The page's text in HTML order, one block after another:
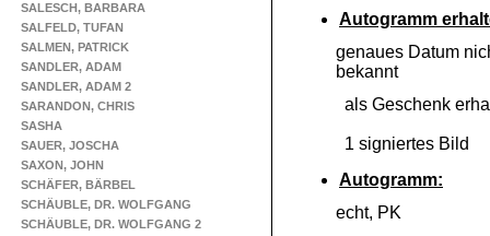
SALESCH, BARBARA
SALFELD, TUFAN
SALMEN, PATRICK
SANDLER, ADAM
SANDLER, ADAM 2
SARANDON, CHRIS
SASHA
SAUER, JOSCHA
SAXON, JOHN
SCHÄFER, BÄRBEL
SCHÄUBLE, DR. WOLFGANG
SCHÄUBLE, DR. WOLFGANG 2
Autogramm
genaues Datum
bekannt
als Geschenk
1 signiertes Bild
Autogramm:
echt, PK